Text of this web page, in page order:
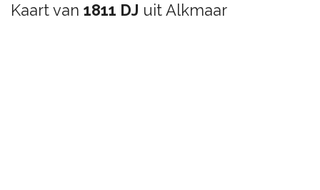
Kaart van 1811 DJ uit Alkmaar